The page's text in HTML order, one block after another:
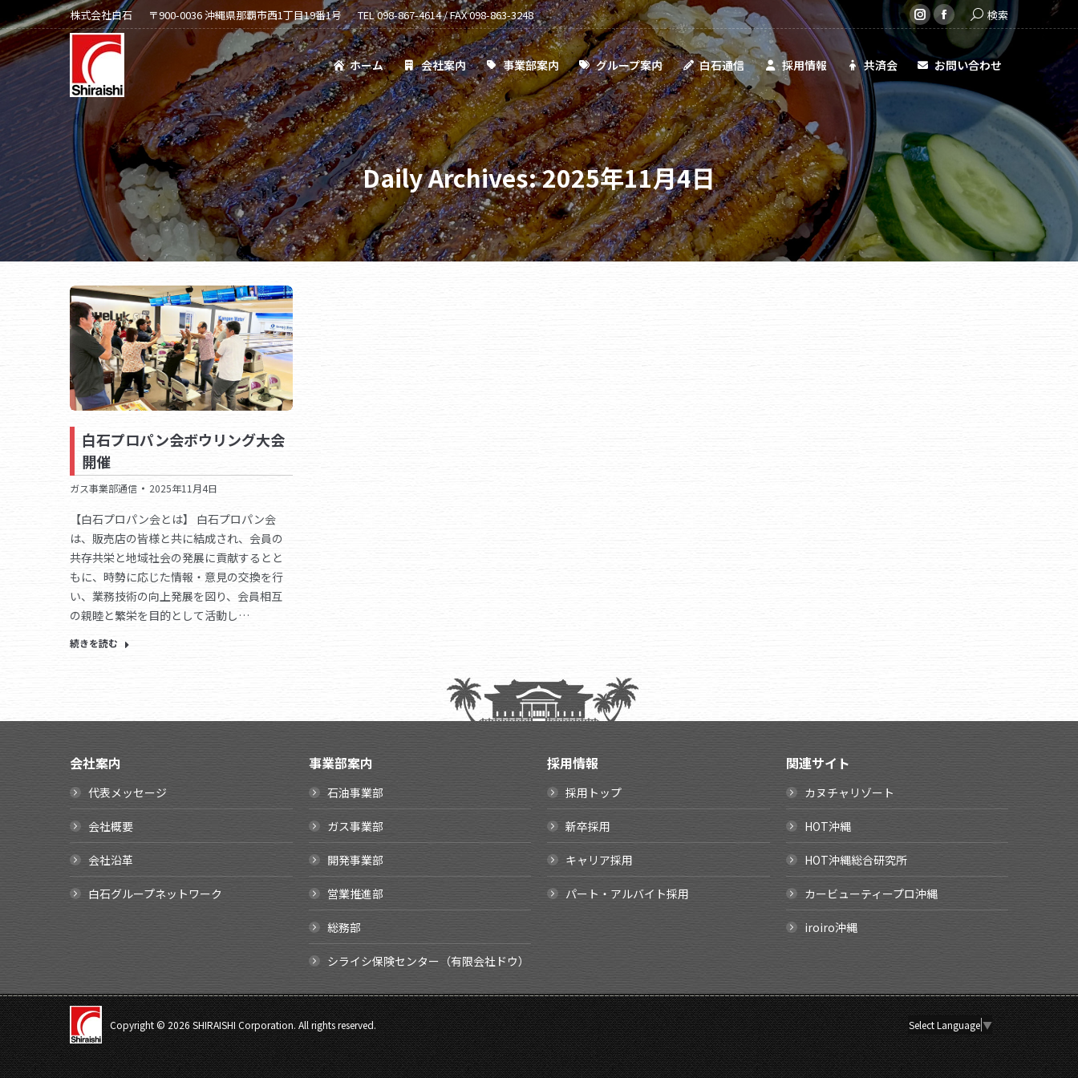
株式会社白石 〒900-0036 沖縄県那覇市西1丁目19番1号 TEL 098-867-4614 / FAX 098-863-3248
Instagram
page
opens
in
window
Facebook
page
opens
in
window
Search:
検索
ホーム 会社案内 事業部案内 グループ案内 白石通信 採用情報 共済会 お問い合わせ
Daily Archives:2025年11月4日
白石プロパン会ボウリング大会
開催
ガス事業部通信 2025年11月4日
【白石プロパン会とは】 白石プロパン会
は、販売店の皆様と共に結成され、会員の
共存共栄と地域社会の発展に貢献するとと
もに、時勢に応じた情報・意見の交換を行
い、業務技術の向上発展を図り、会員相互
の親睦と繁栄を目的として活動し…
続きを読む
会社案内
代表メッセージ
会社概要
会社沿革
白石グループネットワーク
事業部案内
石油事業部
ガス事業部
開発事業部
営業推進部
総務部
シライシ保険センター（有限会社ドウ）
採用情報
採用トップ
新卒採用
キャリア採用
パート・アルバイト採用
関連サイト
カヌチャリゾート
HOT沖縄
HOT沖縄総合研究所
カービューティープロ沖縄
iroiro沖縄
Copyright ©2026 SHIRAISHI Corporation. All rights reserved. Select Language▼
ホーム 会社案内 事業部案内 グループ案内 白石通信 採用情報 共済会 お問い合わせ